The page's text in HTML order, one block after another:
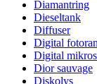
Diamantring
Dieseltank
Diffuser
Digital
Digital
Dior sauvage
Diskolys